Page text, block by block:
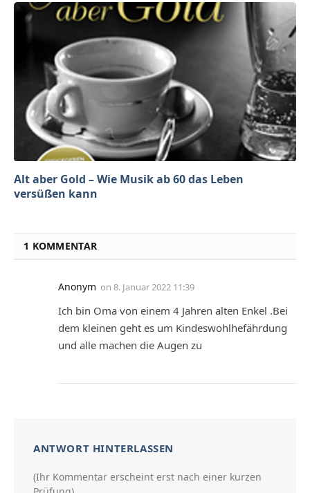
Alt aber Gold – Wie Musik ab 60 das Leben
versüßen kann
1 KOMMENTAR
Anonym on 8. Januar 2022 11:39
Ich bin Oma von einem 4 Jahren alten Enkel .Bei
dem kleinen geht es um Kindeswohlhefährdung
und alle machen die Augen zu
ANTWORT HINTERLASSEN
(Ihr Kommentar erscheint erst nach einer kurzen